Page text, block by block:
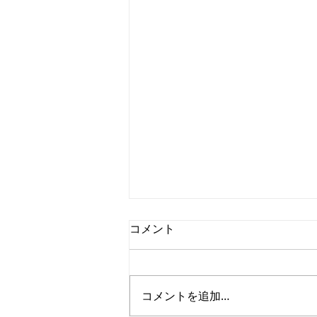
コメント
コメントを追加…